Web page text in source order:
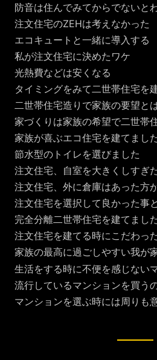
防音は住んでみてからでないと
注文住宅のZEHは考えなかった
エコキュートと一緒に導入する
私が注文住宅に決めたワケ
光熱費などは安くなる
タイミングをみて二世帯住宅を
二世帯住宅造りで家族の要望と
家づくりは家族の希望で二世帯
家族が喜ぶエコ住宅を建てまし
節水型のトイレを選びました
注文住宅、自室を大きくしすぎ
注文住宅、外に倉庫はあった方
注文住宅を選択して良かった事
完全分離二世帯住宅を建てまし
注文住宅を建てる時にこだわっ
家族の最高に過ごしやすい我が
生活をする時に不便を感じない
流行しているマンションを買う
マンションを選ぶ時には周りも